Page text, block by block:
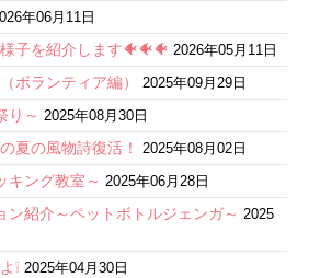
年06月11日
子を紹介します🐠🐠🐠 2026年05月11日
ボランティア編） 2025年09月29日
り～ 2025年08月30日
夏の風物詩復活！ 2025年08月02日
キング教室～ 2025年06月28日
ン紹介～ペットボトルジェンガ～ 2025
❕ 2025年04月30日